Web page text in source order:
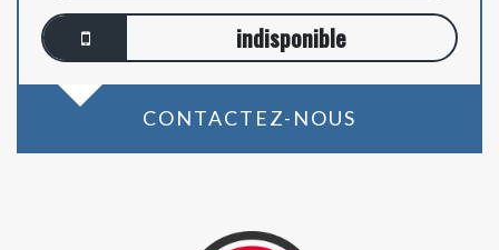
indisponible
CONTACTEZ-NOUS